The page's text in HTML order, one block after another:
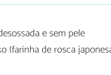
e sem pele
(farinha de rosca